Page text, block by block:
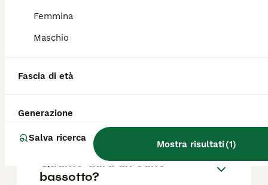
Femmina
Maschio
Fascia di età
Generazione
Salva ricerca
Mostra risultati(1)
Quali sono i difetti dei
bassotto?
Quanto dura un cane
bassotto?